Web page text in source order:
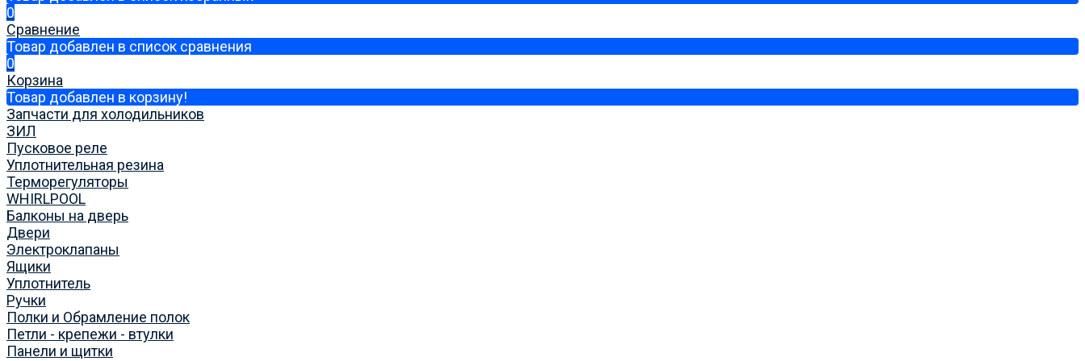
0
Сравнение
Товар добавлен в список сравнения
0
Корзина
Товар добавлен в корзину!
Запчасти для холодильников
ЗИЛ
Пусковое реле
Уплотнительная резина
Терморегуляторы
WHIRLPOOL
Балконы на дверь
Двери
Электроклапаны
Ящики
Уплотнитель
Ручки
Полки и Обрамление полок
Петли - крепежи - втулки
Панели и щитки